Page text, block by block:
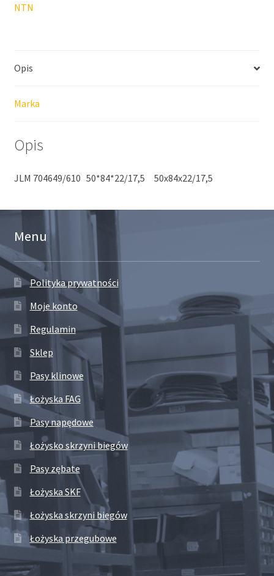
NTN
Opis
Marka
Opis
JLM 704649/610 50*84*22/17,5 50x84x22/17,5
Menu
Polityka prywatności
Moje konto
Regulamin
Sklep
Pasy klinowe
Łożyska FAG
Pasy napędowe
Łożysko skrzyni biegów
Pasy zębate
Łożyska SKF
Łożyska skrzyni biegów
Łożyska przegubowe